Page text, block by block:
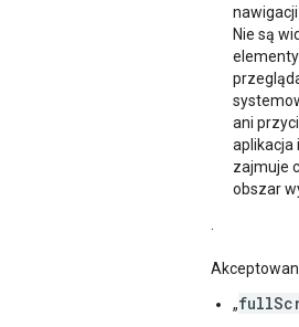
Nie są
ani
aplikacja
zajmuje
obszar
„